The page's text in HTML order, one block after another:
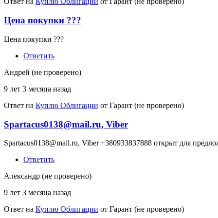
Цена покупки ???
Цена покупки ???
Ответить
Андрей (не проверено)
9 лет 3 месяца назад
Ответ на Куплю Облигации от Гарант (не проверено)
Spartacus0138@mail.ru, Viber
Spartacus0138@mail.ru, Viber +380933837888 открыт для
Ответить
Александр (не проверено)
9 лет 3 месяца назад
Ответ на Куплю Облигации от Гарант (не проверено)